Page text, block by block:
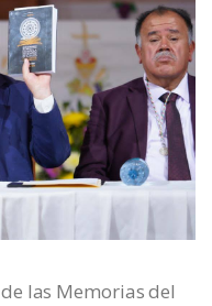
las Memorias del